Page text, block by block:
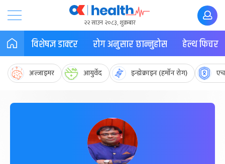
२२ साउन २०८३, शुक्रबार
विशेषज्ञ डाक्टर रोग अनुसार छान्नुहोस हेल्थ फिचर
अल्जाइमर आयुर्वेद इन्डोक्राइन (हर्मोन रोग)